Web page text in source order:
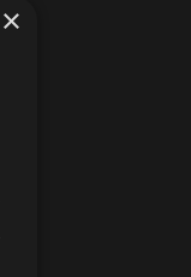
×